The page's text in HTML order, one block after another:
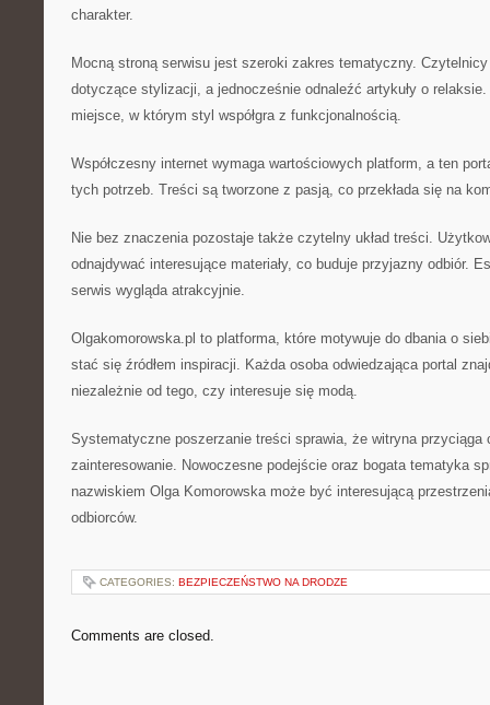
charakter.
Mocną stroną serwisu jest szeroki zakres tematyczny.
dotyczące stylizacji, a jednocześnie odnaleźć artykuły o
miejsce, w którym styl współgra z funkcjonalnością.
Współczesny internet wymaga wartościowych platform, a ten
tych potrzeb. Treści są tworzone z pasją, co przekłada się na
Nie bez znaczenia pozostaje także czytelny układ treści.
odnajdywać interesujące materiały, co buduje przyjazny odbiór.
serwis wygląda atrakcyjnie.
Olgakomorowska.pl to platforma, które motywuje do dbania o
stać się źródłem inspiracji. Każda osoba odwiedzająca portal
niezależnie od tego, czy interesuje się modą.
Systematyczne poszerzanie treści sprawia, że witryna przyciąga
zainteresowanie. Nowoczesne podejście oraz bogata tematyka
nazwiskiem Olga Komorowska może być interesującą
odbiorców.
CATEGORIES: BEZPIECZEŃSTWO NA DRODZE
Comments are closed.